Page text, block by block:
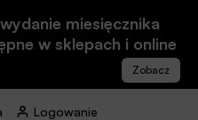
miesięcznika
w sklepach i online
Logowanie